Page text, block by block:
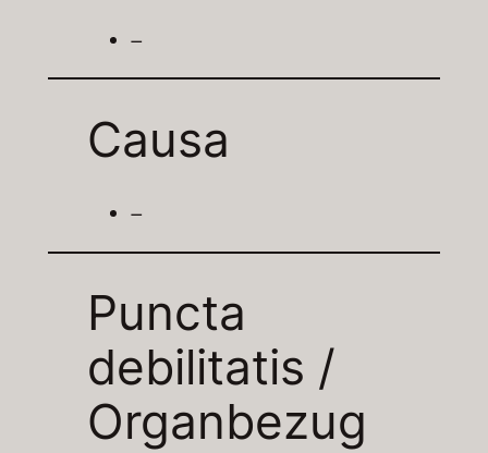
–
Causa
–
Puncta
debilitatis /
Organbezug